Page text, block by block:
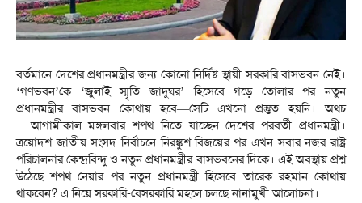
বর্তমানে দেশের প্রধানমন্ত্রীর জন্য কোনো নির্দিষ্ট স্থায়ী সরকারি বাসভবন নেই।
‘গণভবন’কে ‘জুলাই স্মৃতি জাদুঘর’ হিসেবে গড়ে তোলার পর নতুন
প্রধানমন্ত্রীর বাসভবন কোথায় হবে—সেটি এখনো প্রস্তুত হয়নি। অথচ
আগামীকাল মঙ্গলবার শপথ নিতে যাচ্ছেন দেশের পরবর্তী প্রধানমন্ত্রী।
ত্রয়োদশ জাতীয় সংসদ নির্বাচনে নিরঙ্কুশ বিজয়ের পর এখন সবার নজর রাষ্ট্র
পরিচালনার কেন্দ্রবিন্দু ও নতুন প্রধানমন্ত্রীর বাসভবনের দিকে। এই অবস্থায় প্রশ্ন
উঠেছে শপথ নেয়ার পর নতুন প্রধানমন্ত্রী হিসেবে তারেক রহমান কোথায়
থাকবেন? এ নিয়ে সরকারি-বেসরকারি মহলে চলছে নানামুখী আলোচনা।